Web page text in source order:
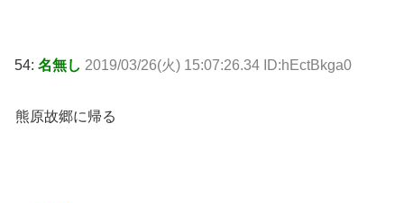
54: 名無し 2019/03/26(火) 15:07:26.34 ID:hEctBkga0
熊原故郷に帰る